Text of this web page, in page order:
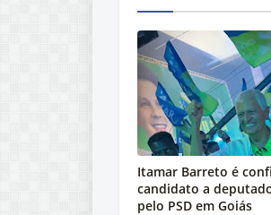
Itamar Barreto é
candidato a
pelo PSD em Goiás